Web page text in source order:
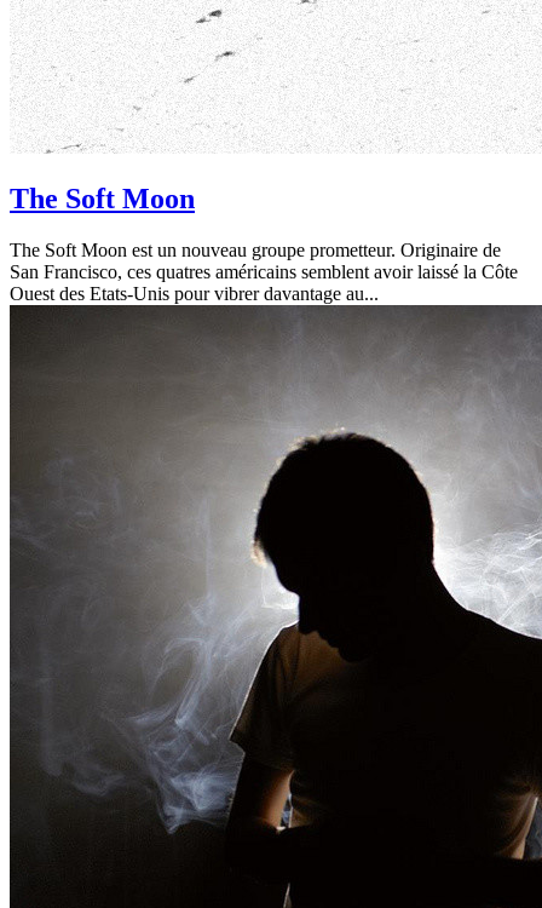
The Soft Moon
The Soft Moon est un nouveau groupe prometteur. Originaire de
San Francisco, ces quatres américains semblent avoir laissé la Côte
Ouest des Etats-Unis pour vibrer davantage au...